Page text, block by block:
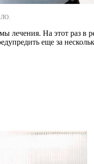
лечения. На этот раз
еще за